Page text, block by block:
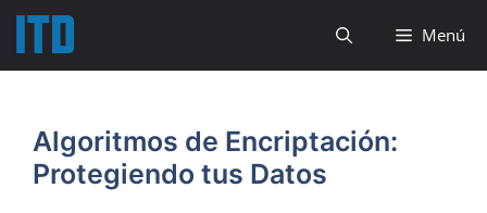
Saltar
contenido
Menú
Algoritmos de Encriptación:
Protegiendo tus Datos